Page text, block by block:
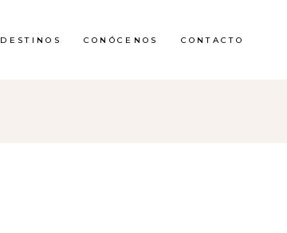
DESTINOS CONÓCENOS CONTACTO